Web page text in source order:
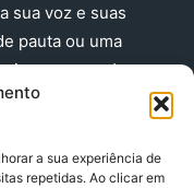
a sua experiência de
repetidas. Ao clicar em
sua voz e suas
pauta ou uma
nos agora!